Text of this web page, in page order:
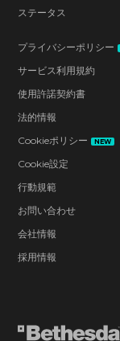
ステータス
プライバシーポリシー
サービス利用規約
使用許諾契約書
法的情報
Cookieポリシー
NEW
Cookie設定
行動規範
お問い合わせ
会社情報
採用情報